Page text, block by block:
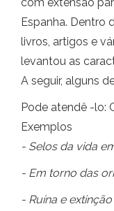
Espanha. Dentro
livros, artigos e
levantou as
A seguir, alguns
Pode atendê -lo:
Exemplos
- Selos da vida
- Em torno das
- Ruína e